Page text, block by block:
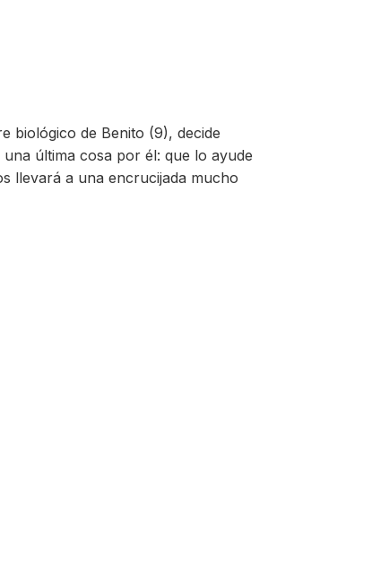
biológico de Benito (9), decide
última cosa por él: que lo ayude
llevará a una encrucijada mucho